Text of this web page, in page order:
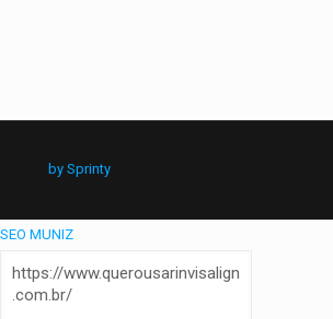
by Sprinty
SEO MUNIZ